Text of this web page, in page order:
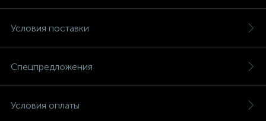
Условия поставки
Спецпредложения
Условия оплаты